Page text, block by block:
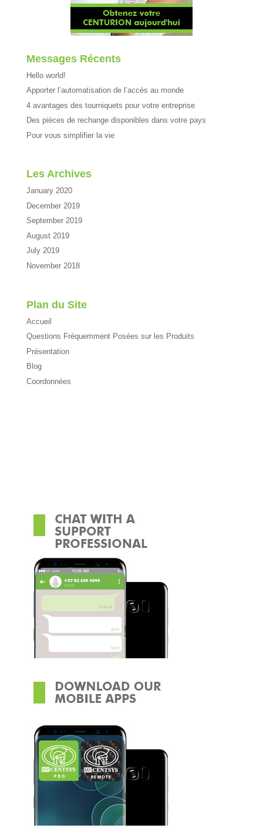
Messages Récents
Hello world!
Apporter l’automatisation de l’accès au monde
4 avantages des tourniquets pour votre entreprise
Des pièces de rechange disponibles dans votre pays
Pour vous simplifier la vie
Les Archives
January 2020
December 2019
September 2019
August 2019
July 2019
November 2018
Plan du Site
Accueil
Questions Fréquemment Posées sur les Produits
Présentation
Blog
Coordonnées